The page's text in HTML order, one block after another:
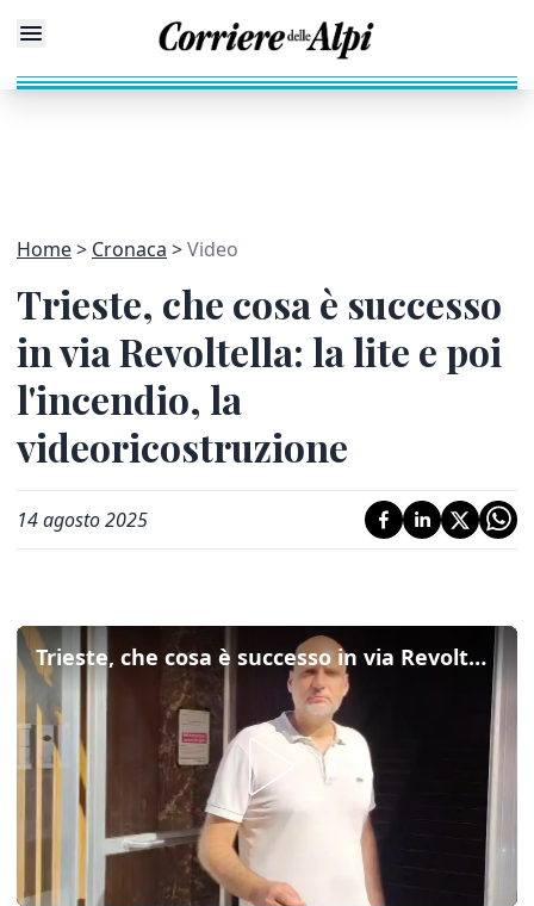
Home Cronaca Video
Trieste, che cosa è successo
in via Revoltella: la lite e poi
l'incendio, la
videoricostruzione
14 agosto 2025
Trieste, che cosa è successo in via Revoltella: la lite e poi l'incendio, la videoricostruzione